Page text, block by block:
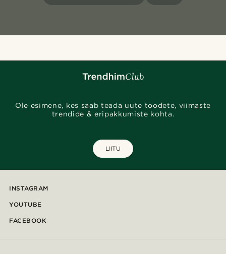
Ole esimene, kes saab teada uute toodete, viimaste
trendide & eripakkumiste kohta.
LIITU
INSTAGRAM
YOUTUBE
FACEBOOK